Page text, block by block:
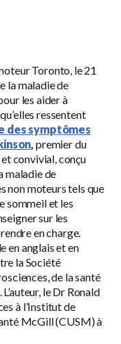
Toronto, le 21
la maladie de
les aider à
ressentent
des symptômes
,premier du
convivial, conçu
maladie de
non moteurs tels que
sommeil et les
sur les
en charge.
en anglais et en
la Société
de la santé
le Dr Ronald
à l’Institut de
McGill (CUSM) à